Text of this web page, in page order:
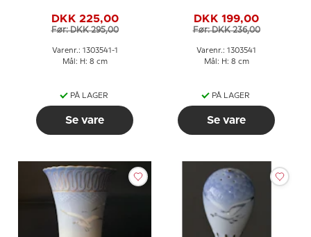
Copenhagen
DKK 225,00
Før: DKK 295,00
Varenr.: 1303541-1
Mål: H: 8 cm
PÅ LAGER
Se vare
DKK 199,00
Før: DKK 236,00
Varenr.: 1303541
Mål: H: 8 cm
PÅ LAGER
Se vare